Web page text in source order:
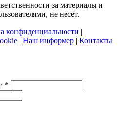
за материалы и
не несет.
конфиденциальности |
| Наш информер | Контакты
*